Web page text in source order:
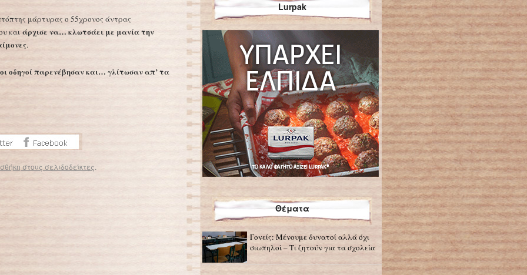
μάρτυρας ο 55χρονος άντρας
και άρχισε να… κλωτσάει με μανία την
.
οδηγοί παρενέβησαν και… γλίτωσαν απ’ τα
στους σελιδοδείκτες.
Lurpak
Θέματα
Γονείς: Μένουμε δυνατοί αλλά όχι
σιωπηλοί – Τι ζητούν για τα σχολεία